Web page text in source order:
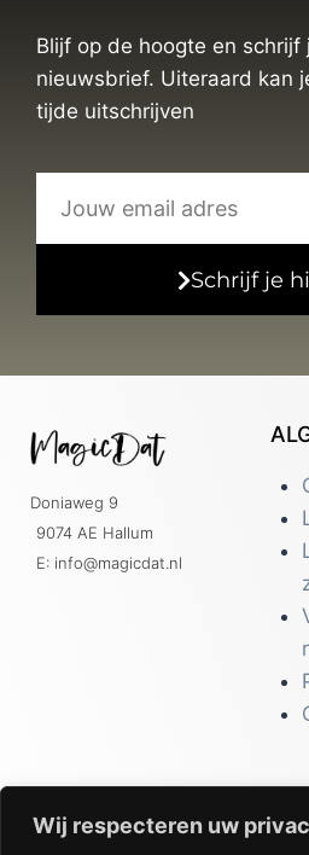
Wij respecteren uw
Blijf op de hoogte en schrijf
nieuwsbrief. Uiteraard kan
tijde uitschrijven
Schrijf je
Doniaweg 9
9074 AE Hallum
E: info@magicdat.nl
CATALOGI